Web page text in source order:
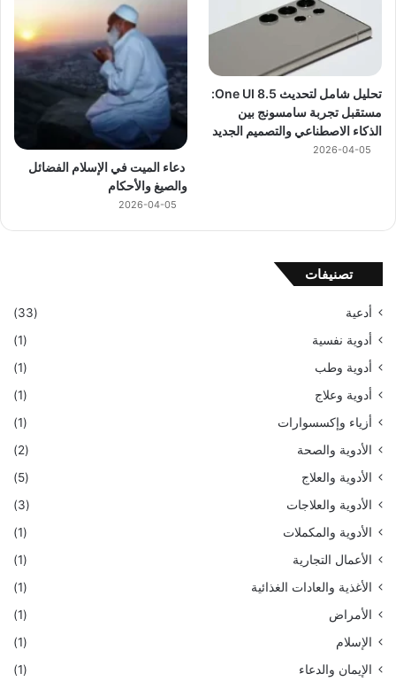
تحليل شامل لتحديث One UI 8.5:
مستقبل تجربة سامسونج بين
الذكاء الاصطناعي والتصميم الجديد
2026-04-05
دعاء الميت في الإسلام الفضائل
والصيغ والأحكام
2026-04-05
تصنيفات
أدعية
(33)
أدوية نفسية
(1)
أدوية وطب
(1)
أدوية وعلاج
(1)
أزياء وإكسسوارات
(1)
الأدوية والصحة
(2)
الأدوية والعلاج
(5)
الأدوية والعلاجات
(3)
الأدوية والمكملات
(1)
الأعمال التجارية
(1)
الأغذية والعادات الغذائية
(1)
الأمراض
(1)
الإسلام
(1)
الإيمان والدعاء
(1)